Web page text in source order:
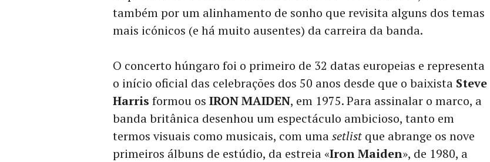
também por um alinhamento de sonho que revisita alguns dos temas
mais icónicos (e há muito ausentes) da carreira da banda.
O concerto húngaro foi o primeiro de 32 datas europeias e representa
o início oficial das celebrações dos 50 anos desde que o baixista Steve
Harris formou os IRON MAIDEN, em 1975. Para assinalar o marco, a
banda britânica desenhou um espectáculo ambicioso, tanto em
termos visuais como musicais, com umasetlist que abrange os nove
primeiros álbuns de estúdio, da estreia «Iron Maiden», de 1980, a